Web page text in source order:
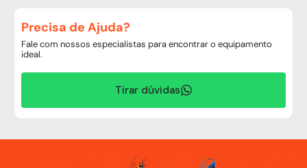
Precisa de Ajuda?
Fale com nossos especialistas para encontrar o equipamento
ideal.
Tirar dúvidas